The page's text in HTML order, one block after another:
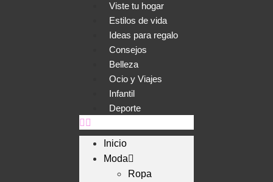
Viste tu hogar
Estilos de vida
Ideas para regalo
Consejos
Belleza
Ocio y Viajes
Infantil
Deporte
Inicio
Moda
Ropa